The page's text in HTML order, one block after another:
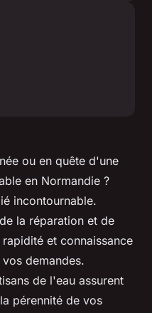
ou en quête d'une
en Normandie ?
incontournable.
la réparation et de
et connaissance
demandes.
de l'eau assurent
pérennité de vos